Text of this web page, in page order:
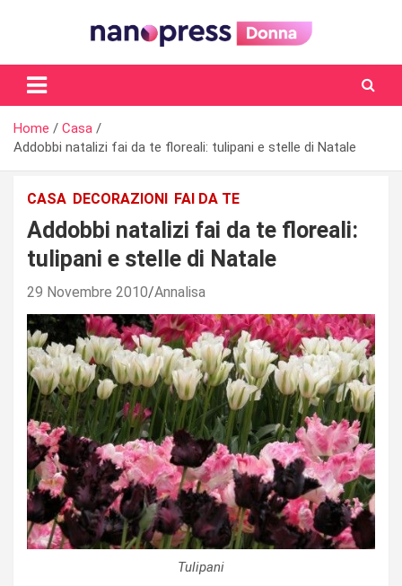
Il magazine femminile di Nanopress.it
Home
Casa
Addobbi natalizi fai da te floreali: tulipani e stelle di Natale
CASA DECORAZIONI FAI DA TE
Addobbi natalizi fai da te floreali:
tulipani e stelle di Natale
29 Novembre 2010 Annalisa
Tulipani